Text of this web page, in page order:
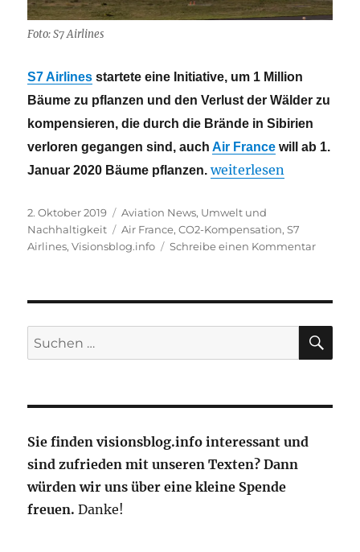
Foto: S7 Airlines
S7 Airlines startete eine Initiative, um 1 Million
Bäume zu pflanzen und den Verlust der Wälder zu
kompensieren, die durch die Brände in Sibirien
verloren gegangen sind, auchAir France will ab 1.
Januar 2020 Bäume pflanzen. „Airlines pflanzen
weiterlesen
Veröffentlicht
am
2. Oktober 2019 Kategorien
Aviation News, Umwelt und
Nachhaltigkeit
Schlagwörter
Air France,CO2-Kompensation,S7
Airlines,Visionsblog.info Schreibe einen Kommentarzu
Suche
nach:
Sie finden visionsblog.info interessant und
sind zufrieden mit unseren Texten? Dann
würden wir uns über eine kleine Spende
freuen. Danke!